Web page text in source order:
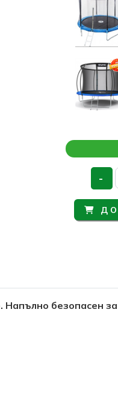
-
безопасен